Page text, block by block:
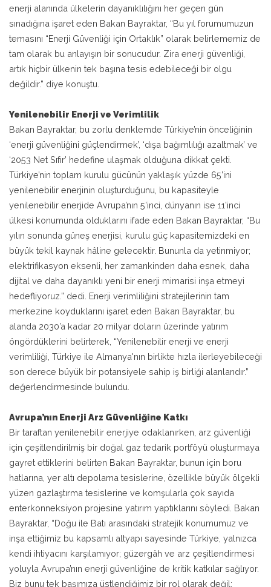
enerji alanında ülkelerin dayanıklılığını her geçen gün
sınadığına işaret eden Bakan Bayraktar, “Bu yıl forumumuzun
temasını “Enerji Güvenliği için Ortaklık” olarak belirlememiz de
tam olarak bu anlayışın bir sonucudur. Zira enerji güvenliği,
artık hiçbir ülkenin tek başına tesis edebileceği bir olgu
değildir.” diye konuştu.
Yenilenebilir Enerji ve Verimlilik
Bakan Bayraktar, bu zorlu denklemde Türkiye’nin önceliğinin
‘enerji güvenliğini güçlendirmek’, ‘dışa bağımlılığı azaltmak’ ve
‘2053 Net Sıfır’ hedefine ulaşmak olduğuna dikkat çekti.
Türkiye’nin toplam kurulu gücünün yaklaşık yüzde 65’ini
yenilenebilir enerjinin oluşturduğunu, bu kapasiteyle
yenilenebilir enerjide Avrupa’nın 5’inci, dünyanın ise 11’inci
ülkesi konumunda olduklarını ifade eden Bakan Bayraktar, “Bu
yılın sonunda güneş enerjisi, kurulu güç kapasitemizdeki en
büyük tekil kaynak hâline gelecektir. Bununla da yetinmiyor;
elektrifikasyon eksenli, her zamankinden daha esnek, daha
dijital ve daha dayanıklı yeni bir enerji mimarisi inşa etmeyi
hedefliyoruz.” dedi. Enerji verimliliğini stratejilerinin tam
merkezine koyduklarını işaret eden Bakan Bayraktar, bu
alanda 2030’a kadar 20 milyar doların üzerinde yatırım
öngördüklerini belirterek, “Yenilenebilir enerji ve enerji
verimliliği, Türkiye ile Almanya'nın birlikte hızla ilerleyebileceği
son derece büyük bir potansiyele sahip iş birliği alanlarıdır.”
değerlendirmesinde bulundu.
Avrupa’nın Enerji Arz Güvenliğine Katkı
Bir taraftan yenilenebilir enerjiye odaklanırken, arz güvenliği
için çeşitlendirilmiş bir doğal gaz tedarik portföyü oluşturmaya
gayret ettiklerini belirten Bakan Bayraktar, bunun için boru
hatlarına, yer altı depolama tesislerine, özellikle büyük ölçekli
yüzen gazlaştırma tesislerine ve komşularla çok sayıda
enterkonneksiyon projesine yatırım yaptıklarını söyledi. Bakan
Bayraktar, “Doğu ile Batı arasındaki stratejik konumumuz ve
inşa ettiğimiz bu kapsamlı altyapı sayesinde Türkiye, yalnızca
kendi ihtiyacını karşılamıyor; güzergâh ve arz çeşitlendirmesi
yoluyla Avrupa’nın enerji güvenliğine de kritik katkılar sağlıyor.
Biz bunu tek başımıza üstlendiğimiz bir rol olarak değil;